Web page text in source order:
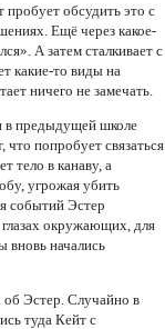
обсудить это с
Ещё через какое-
А затем сталкивает с
какие-то виды на
ничего не замечать.
в предыдущей школе
попробует связаться
тело в канаву, а
угрожая убить
событий Эстер
окружающих, для
вновь начались
об Эстер. Случайно в
туда Кейт с